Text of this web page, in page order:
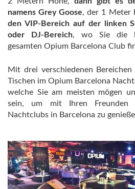
namens Grey Goose, der 1 Meter
den VIP-Bereich auf der linken
oder DJ-Bereich, wo Sie die
gesamten Opium Barcelona Club
Mit drei verschiedenen
Tischen im Opium Barcelona
welche Sie am meisten mögen
sein, um mit Ihren Freunden
Nachtclubs in Barcelona zu